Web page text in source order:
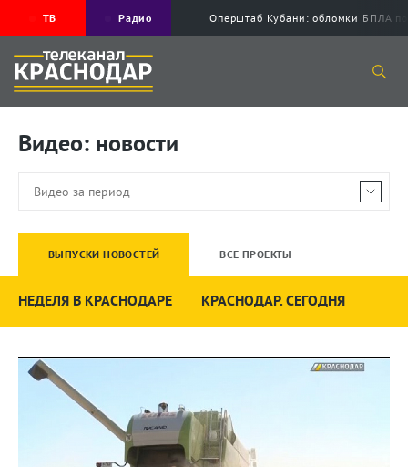
ТВ Радио Оперштаб Кубани: обломки БПЛА
Видео: новости
ВЫПУСКИ НОВОСТЕЙ ВСЕ ПРОЕКТЫ
НЕДЕЛЯ В КРАСНОДАРЕ КРАСНОДАР. СЕГОДНЯ